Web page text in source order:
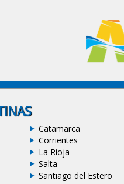
Catamarca
Corrientes
La Rioja
Salta
Santiago del Estero